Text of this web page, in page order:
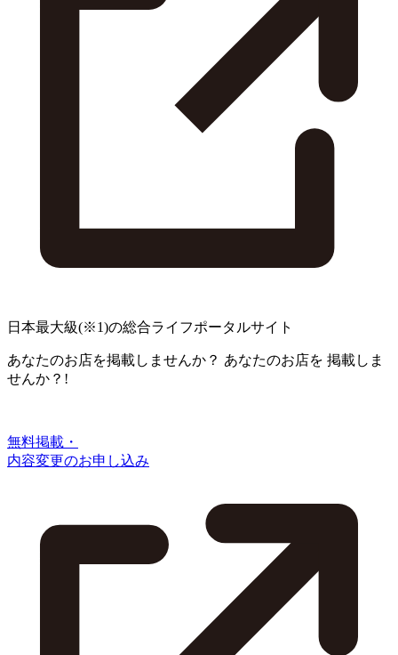
日本最大級(※1)の総合ライフポータルサイト
あなたのお店を掲載しませんか？ あなたのお店を 掲載しま
せんか？!
無料掲載・
内容変更のお申し込み